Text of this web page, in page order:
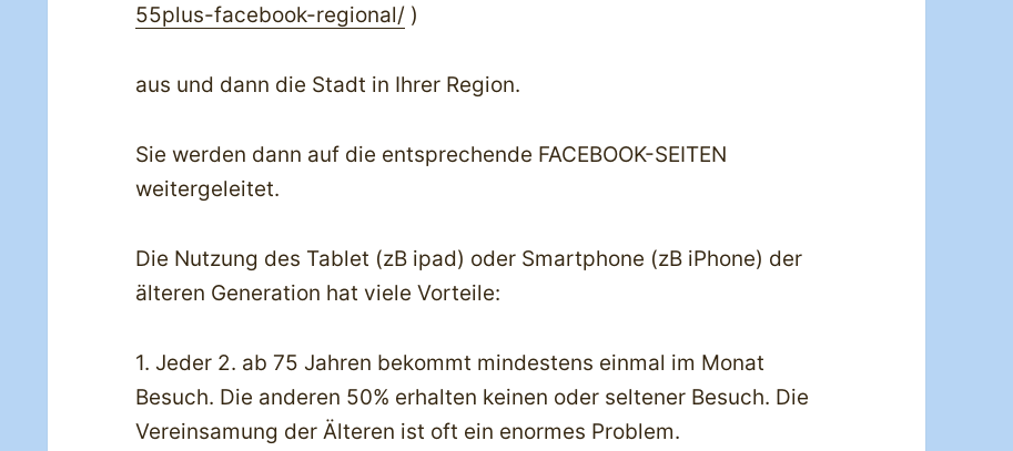
55plus-facebook-regional/ )
aus und dann die Stadt in Ihrer Region.
Sie werden dann auf die entsprechende FACEBOOK-SEITEN
weitergeleitet.
Die Nutzung des Tablet (zB ipad) oder Smartphone (zB iPhone) der
älteren Generation hat viele Vorteile:
1. Jeder 2. ab 75 Jahren bekommt mindestens einmal im Monat
Besuch. Die anderen 50% erhalten keinen oder seltener Besuch. Die
Vereinsamung der Älteren ist oft ein enormes Problem.